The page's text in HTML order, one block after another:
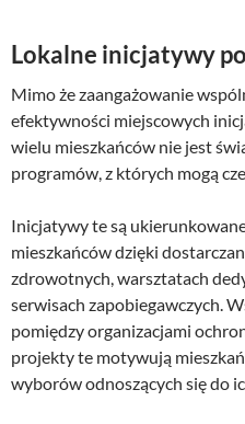
Lokalne inicjatywy
Mimo że zaangażowanie
efektywności miejscowych
wielu mieszkańców nie jest
programów, z których mogą
Inicjatywy te są
mieszkańców dzięki
zdrowotnych, warsztatach
serwisach zapobiegawczych.
pomiędzy organizacjami
projekty te motywują
wyborów odnoszących się do